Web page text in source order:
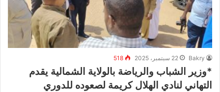
Bakry 22 سبتمبر، 2025 518
*وزير الشباب والرياضة بالولاية الشمالية يقدم
التهاني لنادي الهلال كريمة لصعوده للدوري